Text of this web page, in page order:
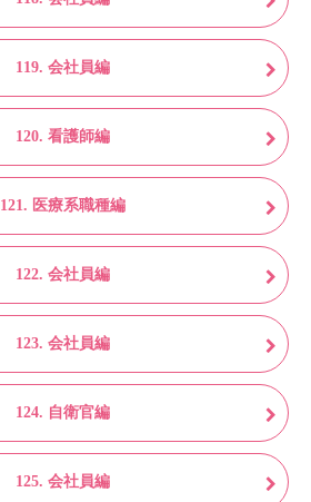
119. 会社員編
120. 看護師編
121. 医療系職種編
122. 会社員編
123. 会社員編
124. 自衛官編
125. 会社員編